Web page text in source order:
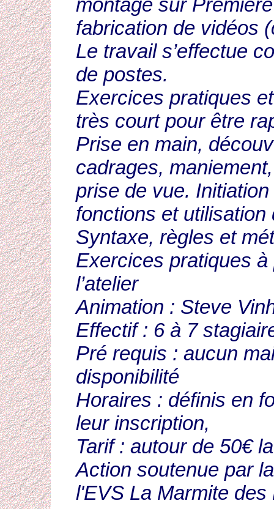
montage sur
fabrication de vidéos
Le travail s’effectue
de postes.
Exercices pratiques
très court pour être
Prise en main,
cadrages,
prise de vue.
fonctions et
Syntaxe, règles et
Exercices pratiques
l’atelier
Animation : Steve
Effectif : 6 à 7
Pré requis : aucun
disponibilité
Horaires : définis en
leur inscription,
Tarif : autour de 50€
Action soutenue par
l'EVS La Marmite des